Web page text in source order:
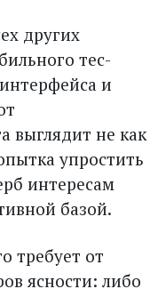
других
тес­
и
выглядит не как
упростить
интересам
базой.
требует от
ясности: либо